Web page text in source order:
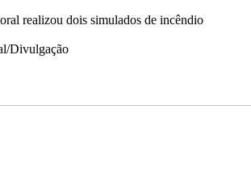
Divulgação